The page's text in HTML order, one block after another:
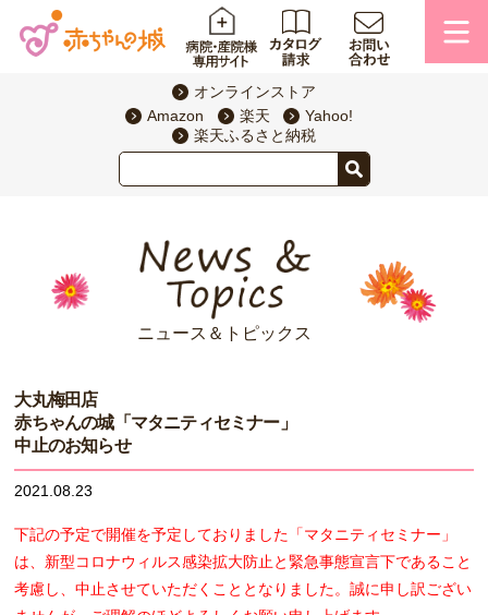
オンラインストア
Amazon
楽天
Yahoo!
楽天ふるさと納税
ニュース＆トピックス
大丸梅田店
赤ちゃんの城「マタニティセミナー」
中止のお知らせ
2021.08.23
下記の予定で開催を予定しておりました「マタニティセミナー」
は、新型コロナウィルス感染拡大防止と緊急事態宣言下であること
考慮し、中止させていただくこととなりました。誠に申し訳ござい